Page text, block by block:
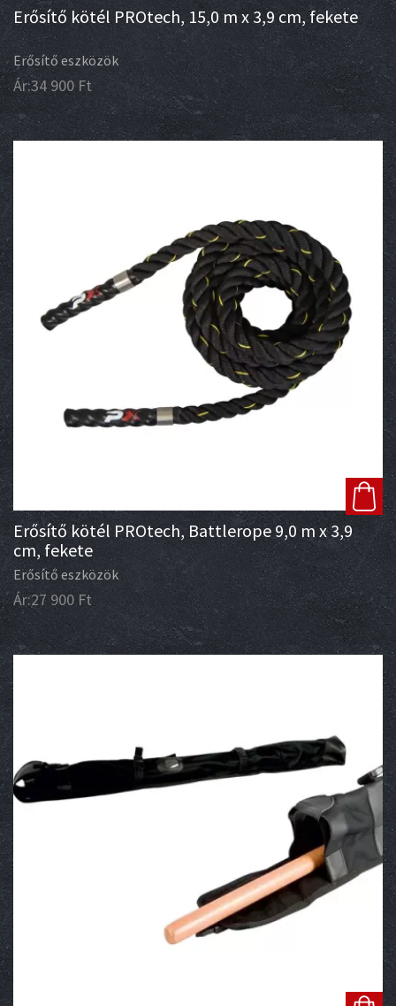
Erősítő kötél PROtech, 15,0 m x 3,9 cm, fekete
Erősítő eszközök
Ár:34 900 Ft
Erősítő kötél PROtech, Battlerope 9,0 m x 3,9
cm, fekete
Erősítő eszközök
Ár:27 900 Ft